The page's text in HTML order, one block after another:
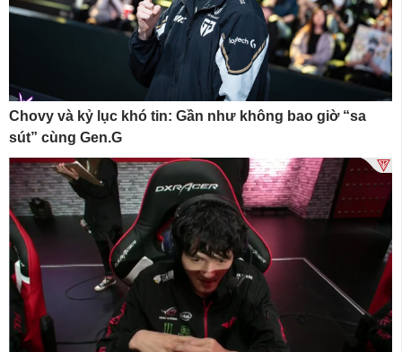
Chovy và kỷ lục khó tin: Gần như không bao giờ “sa
sút” cùng Gen.G